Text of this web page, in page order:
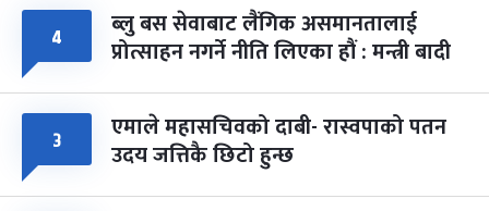
४ ब्लु बस सेवाबाट लैंगिक असमानतालाई
प्रोत्साहन नगर्ने नीति लिएका हौं : मन्त्री बादी
३ एमाले महासचिवको दाबी- रास्वपाको पतन
उदय जत्तिकै छिटो हुन्छ